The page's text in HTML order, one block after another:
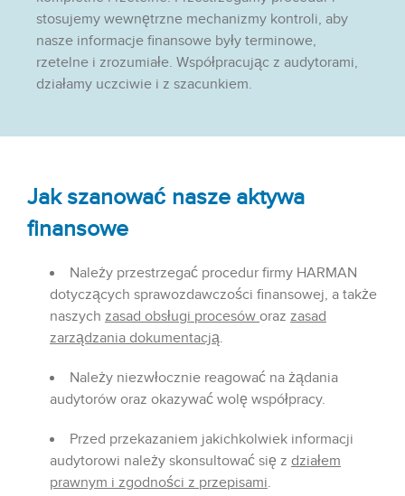
stosujemy wewnętrzne mechanizmy kontroli, aby
nasze informacje finansowe były terminowe,
rzetelne i zrozumiałe. Współpracując z audytorami,
działamy uczciwie i z szacunkiem.
Jak szanować nasze aktywa
finansowe
Należy przestrzegać procedur firmy HARMAN
dotyczących sprawozdawczości finansowej, a także
naszych zasad obsługi procesów oraz zasad
zarządzania dokumentacją.
Należy niezwłocznie reagować na żądania
audytorów oraz okazywać wolę współpracy.
Przed przekazaniem jakichkolwiek informacji
audytorowi należy skonsultować się z działem
prawnym i zgodności z przepisami.